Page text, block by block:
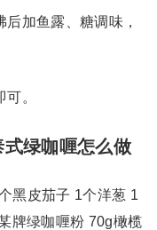
加鱼露、糖调味，
。
绿咖喱怎么做
黑皮茄子 1个洋葱 1
牌绿咖喱粉 70g橄榄